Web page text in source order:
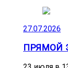
27.07.2026
ПРЯМОЙ